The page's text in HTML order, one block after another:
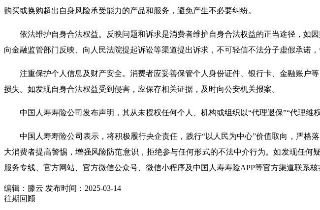
购买或换购超出自身风险承受能力的产品和服务，避免产生不必要纠纷。
依法维护自身合法权益。反映问题和诉求是消费者维护自身合法权益的正当途径，如
向金融监管部门反映、向人民法院提起诉讼等渠道提出诉求，不可轻信不法分子虚假承诺
注重保护个人信息及财产安全。消费者应妥善保管个人身份证件、银行卡、金融账户
损失。如发现自身合法权益受到侵害，应保存相关证据，及时向公安机关报案。
中国人寿寿险公司发布声明，其从未授权任何个人、机构或组织以“代理退保”“代理
中国人寿寿险公司表示，将积极履行央企责任，践行“以人民为中心”价值取向，严格
大消费者提高警惕，增强风险防范意识，拒绝参与任何形式的不法中介行为。如发现任
服务专线、官方网站、官方微信公众号、微信小程序及中国人寿寿险APP等官方渠道联系核
编辑：滕云 发布时间：2025-03-14
往期回顾